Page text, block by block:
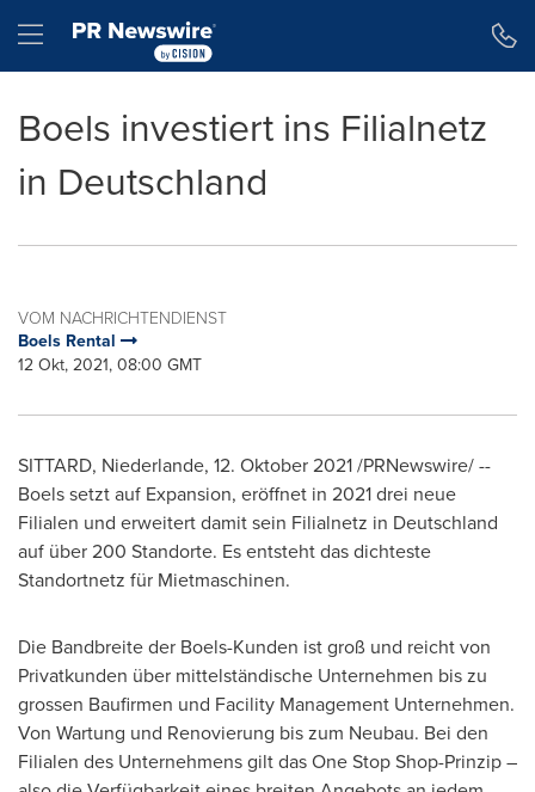
Hamburger menu
Boels investiert ins Filialnetz
in Deutschland
VOM NACHRICHTENDIENST
Boels Rental
12 Okt, 2021, 08:00 GMT
SITTARD, Niederlande, 12. Oktober 2021 /PRNewswire/ --
Boels setzt auf Expansion, eröffnet in 2021 drei neue
Filialen und erweitert damit sein Filialnetz in Deutschland
auf über 200 Standorte. Es entsteht das dichteste
Standortnetz für Mietmaschinen.
Die Bandbreite der Boels-Kunden ist groß und reicht von
Privatkunden über mittelständische Unternehmen bis zu
grossen Baufirmen und Facility Management Unternehmen.
Von Wartung und Renovierung bis zum Neubau. Bei den
Filialen des Unternehmens gilt das One Stop Shop-Prinzip –